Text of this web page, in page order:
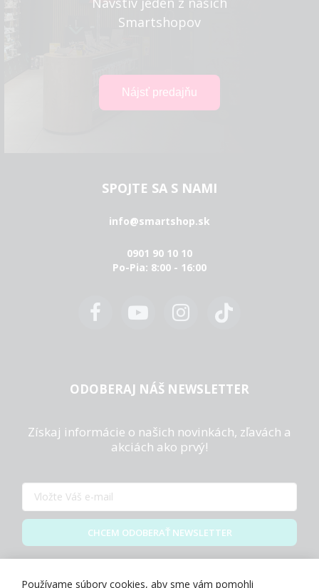
Smartshopov
SPOJTE SA S NAMI
info@smartshop.sk
0901 90 10 10
Po-Pia: 8:00 - 16:00
ODOBERAJ NÁŠ NEWSLETTER
Získaj informácie o našich novinkách, zľavách a
akciách ako prvý!
CHCEM ODOBERAŤ NEWSLETTER
Používame súbory cookies, aby sme vám pomohli